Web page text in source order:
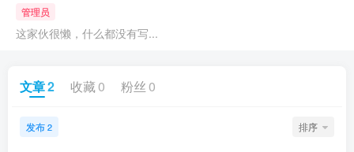
管理员
这家伙很懒，什么都没有写...
文章2 收藏 0 粉丝 0
发布 2 排序